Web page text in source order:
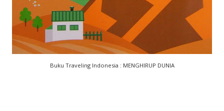
Buku Traveling Indonesia : MENGHIRUP DUNIA